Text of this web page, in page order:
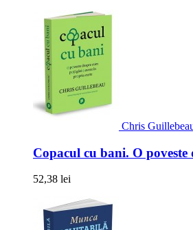
Chris
Copacul cu bani. O poveste
52,38 lei